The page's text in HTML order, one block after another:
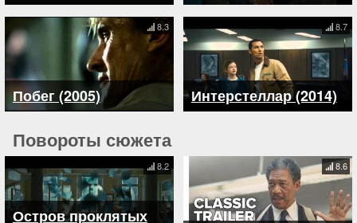
Побег (2005)
8.3
Интерстеллар (2014)
8.7
Повороты сюжета
Остров проклятых
8.2 8.6